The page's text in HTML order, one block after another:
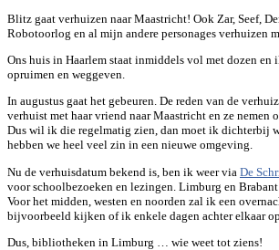
Blitz gaat verhuizen naar Maastricht! Ook Zar, Seef,
Robotoorlog en al mijn andere personages verhuizen
Ons huis in Haarlem staat inmiddels vol met dozen en
opruimen en weggeven.
In augustus gaat het gebeuren. De reden van de
verhuist met haar vriend naar Maastricht en ze nemen
Dus wil ik die regelmatig zien, dan moet ik dichterbij
hebben we heel veel zin in een nieuwe omgeving.
Nu de verhuisdatum bekend is, ben ik weer via De
voor schoolbezoeken en lezingen. Limburg en
Voor het midden, westen en noorden zal ik een
bijvoorbeeld kijken of ik enkele dagen achter elkaar op
Dus, bibliotheken in Limburg … wie weet tot ziens!